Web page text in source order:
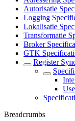
Autorisatie
Logging
Lokalisatie
Transformatie
Broker
GTK
Register
Breadcrumbs